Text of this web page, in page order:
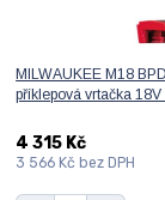
MILWAUKEE M18
příklepová vrtačka 18V
4 315 Kč
3 566 Kč bez DPH